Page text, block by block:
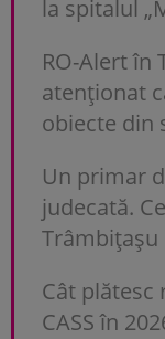
la spitalul
RO-Alert în
atenționat
obiecte din
Un primar
judecată.
Trâmbițașu
Cât
CASS în